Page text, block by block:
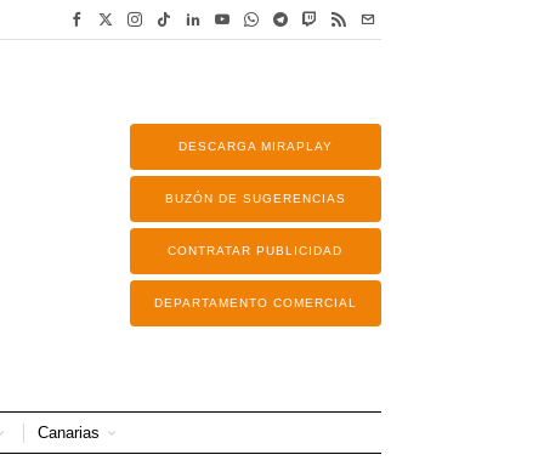
DESCARGA MIRAPLAY
BUZÓN DE SUGERENCIAS
CONTRATAR PUBLICIDAD
DEPARTAMENTO COMERCIAL
Canarias